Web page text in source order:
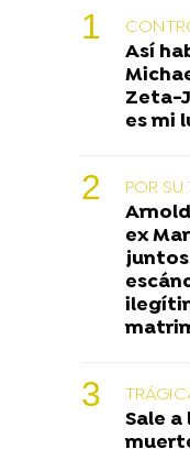
Así
Zeta-
es mi
POR
ex
juntos
Sale a